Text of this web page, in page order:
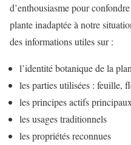
d’enthousiasme pour
plante inadaptée à notre
des informations utiles sur :
l’identité botanique de la
les parties utilisées : feuille,
les principes actifs principaux
les usages traditionnels
les propriétés reconnues